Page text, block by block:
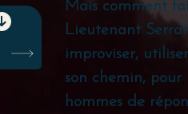
Mais comment
Lieutenant
improviser,
son chemin, pour
hommes de